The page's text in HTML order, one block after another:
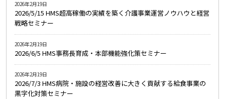
2026/5/15 HMS超高稼働の実績を築く介護事業運営ノウハウと経営
戦略セミナー
2026年2月19日
2026/6/5 HMS事務長育成・本部機能強化策セミナー
2026年2月19日
2026/7/3 HMS病院・施設の経営改善に大きく貢献する給食事業の
黒字化対策セミナー
2026年2月19日